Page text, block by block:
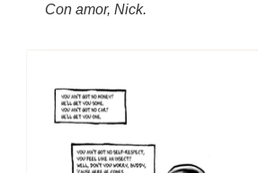
Con amor, Nick.